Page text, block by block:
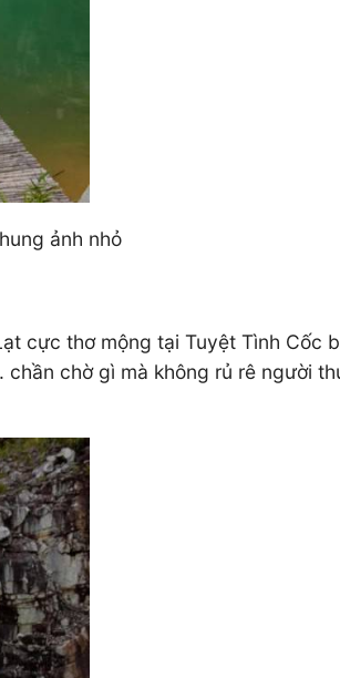
ảnh nhỏ
cực thơ mộng tại Tuyệt Tình Cốc
chờ gì mà không rủ rê người